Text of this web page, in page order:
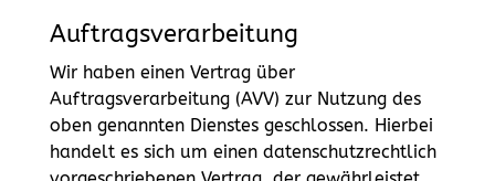
Auftragsverarbeitung
Wir haben einen Vertrag über
Auftragsverarbeitung (AVV) zur Nutzung des
oben genannten Dienstes geschlossen. Hierbei
handelt es sich um einen datenschutzrechtlich